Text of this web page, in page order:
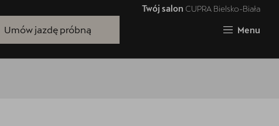
Twój salon CUPRA Bielsko-Biała
Umów jazdę próbną Menu
Zamknij